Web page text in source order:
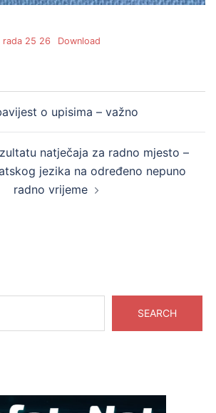
rada 25 26 Download
o upisima – važno
natječaja za radno mjesto –
jezika na određeno nepuno
radno vrijeme
SEARCH